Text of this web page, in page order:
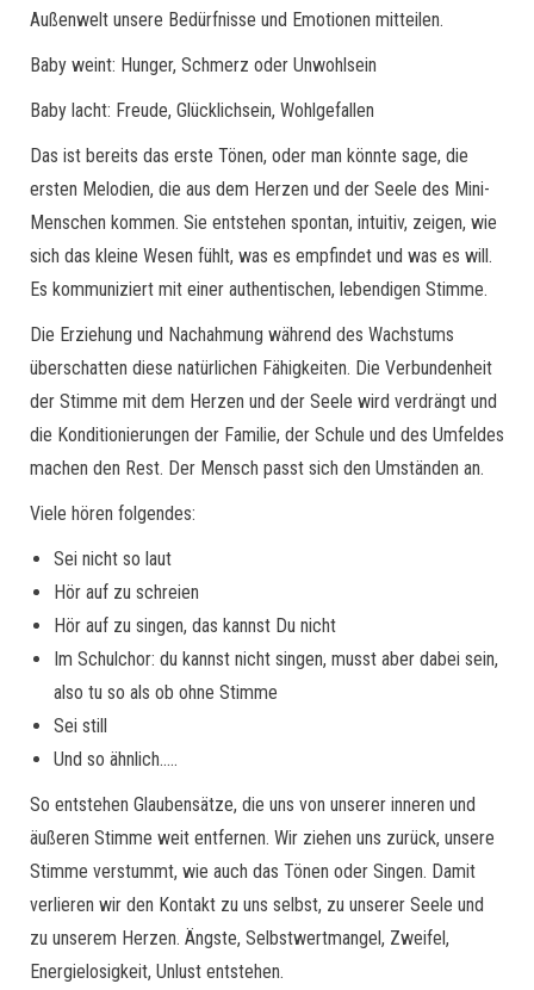
Außenwelt unsere Bedürfnisse und Emotionen mitteilen.
Baby weint: Hunger, Schmerz oder Unwohlsein
Baby lacht: Freude, Glücklichsein, Wohlgefallen
Das ist bereits das erste Tönen, oder man könnte sage, die
ersten Melodien, die aus dem Herzen und der Seele des Mini-
Menschen kommen. Sie entstehen spontan, intuitiv, zeigen, wie
sich das kleine Wesen fühlt, was es empfindet und was es will.
Es kommuniziert mit einer authentischen, lebendigen Stimme.
Die Erziehung und Nachahmung während des Wachstums
überschatten diese natürlichen Fähigkeiten. Die Verbundenheit
der Stimme mit dem Herzen und der Seele wird verdrängt und
die Konditionierungen der Familie, der Schule und des Umfeldes
machen den Rest. Der Mensch passt sich den Umständen an.
Viele hören folgendes:
Sei nicht so laut
Hör auf zu schreien
Hör auf zu singen, das kannst Du nicht
Im Schulchor: du kannst nicht singen, musst aber dabei sein,
also tu so als ob ohne Stimme
Sei still
Und so ähnlich…..
So entstehen Glaubensätze, die uns von unserer inneren und
äußeren Stimme weit entfernen. Wir ziehen uns zurück, unsere
Stimme verstummt, wie auch das Tönen oder Singen. Damit
verlieren wir den Kontakt zu uns selbst, zu unserer Seele und
zu unserem Herzen. Ängste, Selbstwertmangel, Zweifel,
Energielosigkeit, Unlust entstehen.